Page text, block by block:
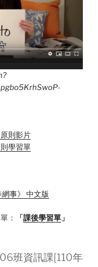
則影片
學習單
事》 中文版
： 「課後學習單 」
班資訊課[110年